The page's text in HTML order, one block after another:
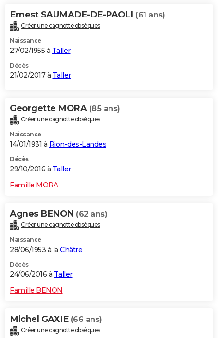
Ernest SAUMADE-DE-PAOLI (61 ans)
Créer une cagnotte obsèques
Naissance
27/02/1955 à Taller
Décès
21/02/2017 à Taller
Georgette MORA (85 ans)
Créer une cagnotte obsèques
Naissance
14/01/1931 à Rion-des-Landes
Décès
29/10/2016 à Taller
Famille MORA
Agnes BENON (62 ans)
Créer une cagnotte obsèques
Naissance
28/06/1953 à la Châtre
Décès
24/06/2016 à Taller
Famille BENON
Michel GAXIE (66 ans)
Créer une cagnotte obsèques